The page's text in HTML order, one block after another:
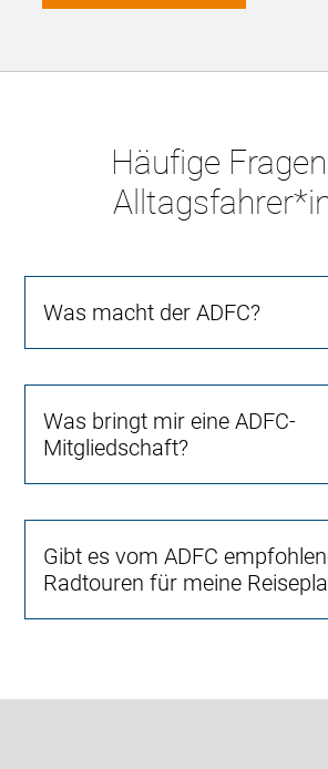
Häufige
Was macht der ADFC?
Was bringt mir eine ADFC-
Mitgliedschaft?
Gibt es vom ADFC
Radtouren für meine